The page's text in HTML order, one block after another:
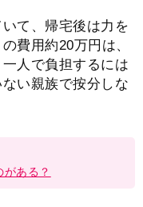
て、帰宅後は力を
費用約20万円は、
人で負担するには
い親族で按分しな
ある？